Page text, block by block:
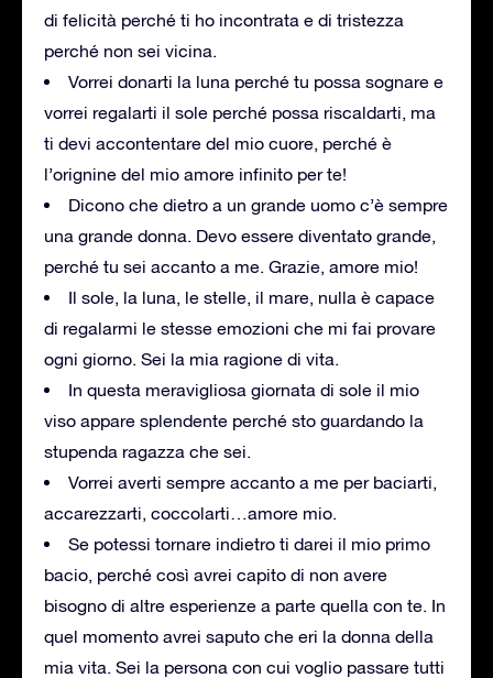
di felicità perché ti ho incontrata e di tristezza
perché non sei vicina.
Vorrei donarti la luna perché tu possa sognare e
vorrei regalarti il sole perché possa riscaldarti, ma
ti devi accontentare del mio cuore, perché è
l’orignine del mio amore infinito per te!
Dicono che dietro a un grande uomo c’è sempre
una grande donna. Devo essere diventato grande,
perché tu sei accanto a me. Grazie, amore mio!
Il sole, la luna, le stelle, il mare, nulla è capace
di regalarmi le stesse emozioni che mi fai provare
ogni giorno. Sei la mia ragione di vita.
In questa meravigliosa giornata di sole il mio
viso appare splendente perché sto guardando la
stupenda ragazza che sei.
Vorrei averti sempre accanto a me per baciarti,
accarezzarti, coccolarti…amore mio.
Se potessi tornare indietro ti darei il mio primo
bacio, perché così avrei capito di non avere
bisogno di altre esperienze a parte quella con te. In
quel momento avrei saputo che eri la donna della
mia vita. Sei la persona con cui voglio passare tutti